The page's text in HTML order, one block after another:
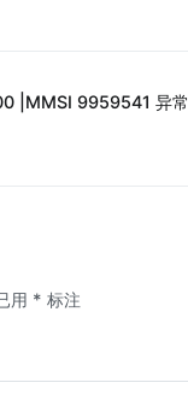
|MMSI 9959541 异
用 * 标注